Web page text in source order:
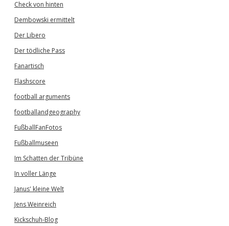
Check von hinten
Dembowski ermittelt
Der Libero
Der tödliche Pass
Fanartisch
Flashscore
football arguments
footballandgeography
FußballFanFotos
Fußballmuseen
Im Schatten der Tribüne
In voller Länge
Janus' kleine Welt
Jens Weinreich
Kickschuh-Blog